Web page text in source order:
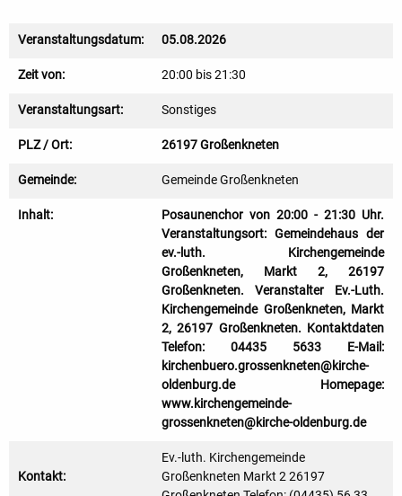
Veranstaltungsdatum: 05.08.2026
Zeit von: 20:00 bis 21:30
Veranstaltungsart: Sonstiges
PLZ / Ort: 26197 Großenkneten
Gemeinde: Gemeinde Großenkneten
Inhalt:
Posaunenchor von 20:00 - 21:30 Uhr.
Veranstaltungsort: Gemeindehaus der
ev.-luth. Kirchengemeinde
Großenkneten, Markt 2, 26197
Großenkneten. Veranstalter Ev.-Luth.
Kirchengemeinde Großenkneten, Markt
2, 26197 Großenkneten. Kontaktdaten
Telefon: 04435 5633 E-Mail:
kirchenbuero.grossenkneten@kirche-
oldenburg.de Homepage:
www.kirchengemeinde-
grossenkneten@kirche-oldenburg.de
Kontakt:
Ev.-luth. Kirchengemeinde
Großenkneten Markt 2 26197